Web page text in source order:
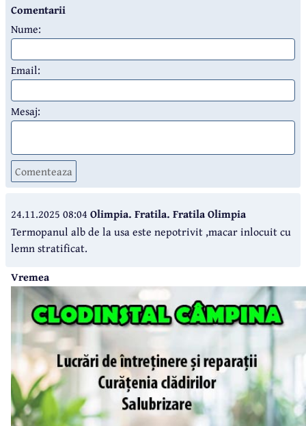
Comentarii
Nume:
Email:
Mesaj:
Comenteaza
24.11.2025 08:04 Olimpia. Fratila. Fratila Olimpia
Termopanul alb de la usa este nepotrivit ,macar inlocuit cu
lemn stratificat.
Vremea